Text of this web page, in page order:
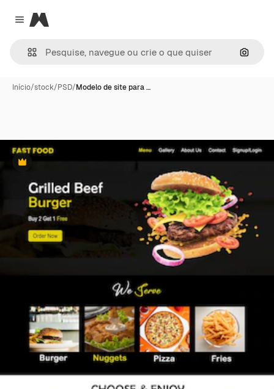
Close menu
Magnific
Início/stock/PSD/Modelo de site para …
Premium